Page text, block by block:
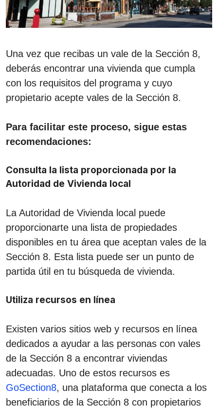
Una vez que recibas un vale de la Sección 8,
deberás encontrar una vivienda que cumpla
con los requisitos del programa y cuyo
propietario acepte vales de la Sección 8.
Para facilitar este proceso, sigue estas
recomendaciones:
Consulta la lista proporcionada por la
Autoridad de Vivienda local
La Autoridad de Vivienda local puede
proporcionarte una lista de propiedades
disponibles en tu área que aceptan vales de la
Sección 8. Esta lista puede ser un punto de
partida útil en tu búsqueda de vivienda.
Utiliza recursos en línea
Existen varios sitios web y recursos en línea
dedicados a ayudar a las personas con vales
de la Sección 8 a encontrar viviendas
adecuadas. Uno de estos recursos es
GoSection8, una plataforma que conecta a los
beneficiarios de la Sección 8 con propietarios